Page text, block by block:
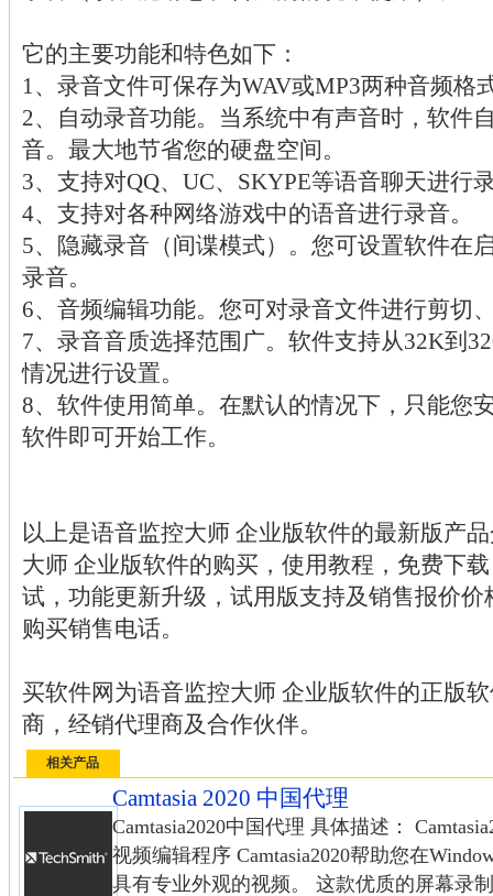
它的主要功能和特色如下：
1、录音文件可保存为WAV或MP3两种音频格
2、自动录音功能。当系统中有声音时，软件
音。最大地节省您的硬盘空间。
3、支持对QQ、UC、SKYPE等语音聊天进行
4、支持对各种网络游戏中的语音进行录音。
5、隐藏录音（间谍模式）。您可设置软件在
录音。
6、音频编辑功能。您可对录音文件进行剪切
7、录音音质选择范围广。软件支持从32K到
情况进行设置。
8、软件使用简单。在默认的情况下，只能您
软件即可开始工作。
以上是语音监控大师 企业版软件的最新版产
大师 企业版软件的购买，使用教程，免费下
试，功能更新升级，试用版支持及销售报价
购买销售电话。
买软件网为语音监控大师 企业版软件的正版
商，经销代理商及合作伙伴。
相关产品
Camtasia 2020 中国代理
Camtasia2020中国代理 具体描述：
视频编辑程序 Camtasia2020帮助您在
具有专业外观的视频。 这款优质的屏幕录